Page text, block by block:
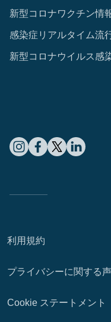
新型コロナワクチン情
感染症リアルタイム流
新型コロナウイルス感
利用規約
プライバシーに関する
Cookie ステートメント